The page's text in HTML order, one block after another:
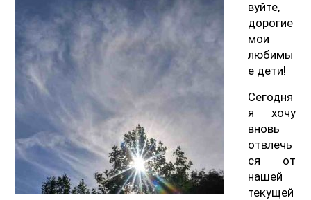
вуйте,
дорогие
мои
любимы
е дети!
Сегодня
я хочу
вновь
отвлечь
ся от
нашей
текущей